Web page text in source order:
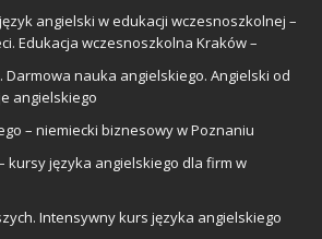
angielski w edukacji wczesnoszkolnej –
Edukacja wczesnoszkolna Kraków –
Darmowa nauka angielskiego. Angielski od
angielskiego
– niemiecki biznesowy w Poznaniu
kursy języka angielskiego dla firm w
Intensywny kurs języka angielskiego